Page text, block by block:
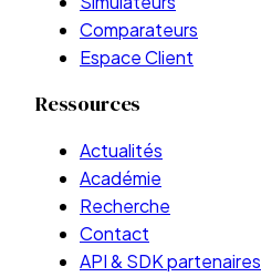
Comparateurs
Espace Client
Ressources
Actualités
Académie
Recherche
Contact
API & SDK partenaires